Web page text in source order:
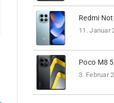
Redmi
11. Januar
Poco M8
3. Februar